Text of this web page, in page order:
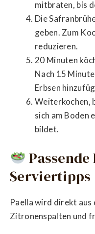
mitbraten, bis
Die
geben. Zum
reduzieren.
20 Minuten
Nach 15
Erbsen
Weiterkochen,
sich am Boden
bildet.
Serviertipps
Paella wird direkt
Zitronenspalten und